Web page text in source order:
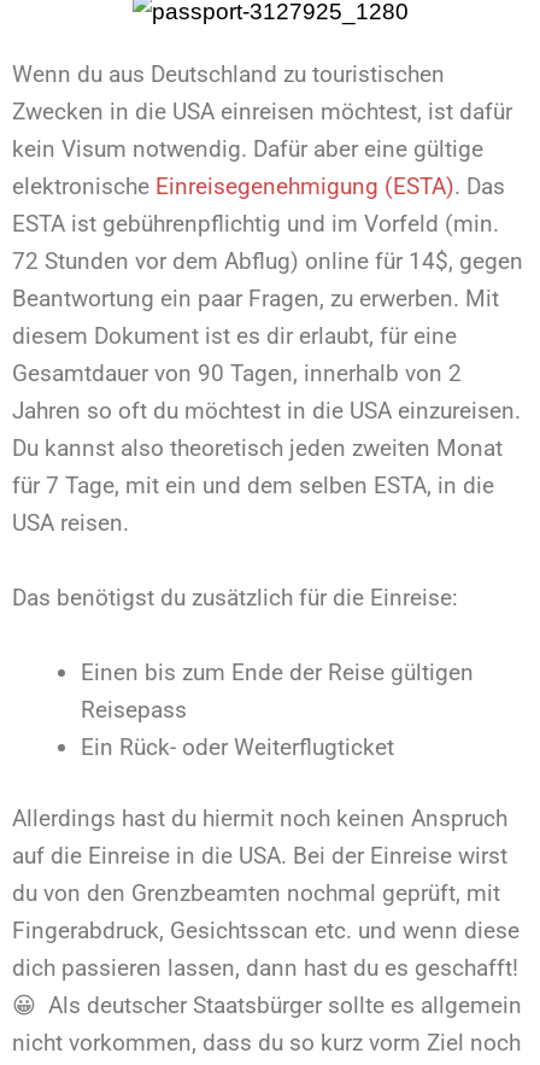
Wenn du aus Deutschland zu touristischen
Zwecken in die USA einreisen möchtest, ist dafür
kein Visum notwendig. Dafür aber eine gültige
elektronische Einreisegenehmigung (ESTA). Das
ESTA ist gebührenpflichtig und im Vorfeld (min.
72 Stunden vor dem Abflug) online für 14$, gegen
Beantwortung ein paar Fragen, zu erwerben. Mit
diesem Dokument ist es dir erlaubt, für eine
Gesamtdauer von 90 Tagen, innerhalb von 2
Jahren so oft du möchtest in die USA einzureisen.
Du kannst also theoretisch jeden zweiten Monat
für 7 Tage, mit ein und dem selben ESTA, in die
USA reisen.
Das benötigst du zusätzlich für die Einreise:
Einen bis zum Ende der Reise gültigen
Reisepass
Ein Rück- oder Weiterflugticket
Allerdings hast du hiermit noch keinen Anspruch
auf die Einreise in die USA. Bei der Einreise wirst
du von den Grenzbeamten nochmal geprüft, mit
Fingerabdruck, Gesichtsscan etc. und wenn diese
dich passieren lassen, dann hast du es geschafft!
😀 Als deutscher Staatsbürger sollte es allgemein
nicht vorkommen, dass du so kurz vorm Ziel noch